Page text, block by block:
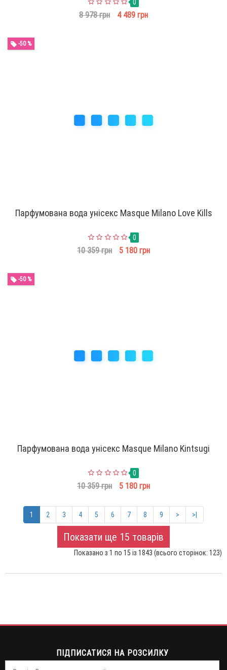
0
8 978 грн 4 489 грн
-50 %
Парфумована вода унісекс Masque Milano Love Kills
0
10 359 грн 5 180 грн
-50 %
Парфумована вода унісекс Masque Milano Kintsugi
0
10 359 грн 5 180 грн
1 2 3 4 5 6 7 8 9 > >|
Показати ще 15 товарів
Показано з 1 по 15 із 1843 (всього сторінок: 123)
ПІДПИСАТИСЯ НА РОЗСИЛКУ